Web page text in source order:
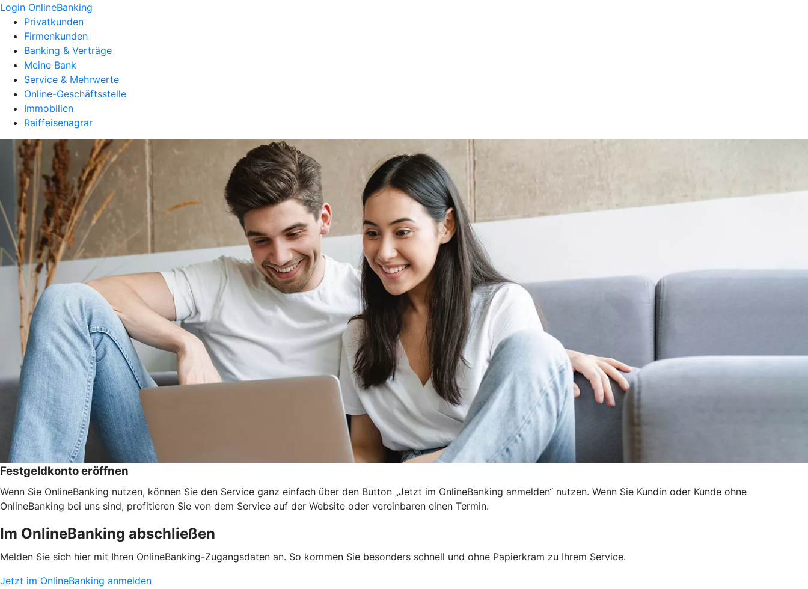
Login OnlineBanking
Privatkunden
Firmenkunden
Banking & Verträge
Meine Bank
Service & Mehrwerte
Online-Geschäftsstelle
Immobilien
Raiffeisenagrar
Festgeldkonto eröffnen
Wenn Sie OnlineBanking nutzen, können Sie den Service ganz einfach über den Button „Jetzt im OnlineBanking anmelden“ nutzen. Wenn Sie Kundin oder Kunde ohne
OnlineBanking bei uns sind, profitieren Sie von dem Service auf der Website oder vereinbaren einen Termin.
Im OnlineBanking abschließen
Melden Sie sich hier mit Ihren OnlineBanking-Zugangsdaten an. So kommen Sie besonders schnell und ohne Papierkram zu Ihrem Service.
Jetzt im OnlineBanking anmelden